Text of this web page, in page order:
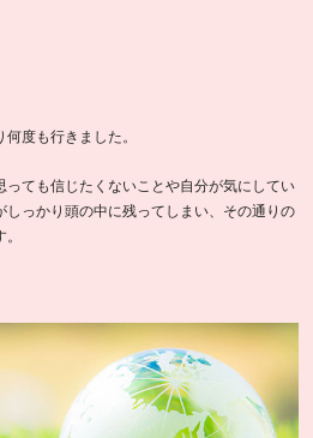
度も行きました。
っても信じたくないことや自分が気にしてい
しっかり頭の中に残ってしまい、その通りの